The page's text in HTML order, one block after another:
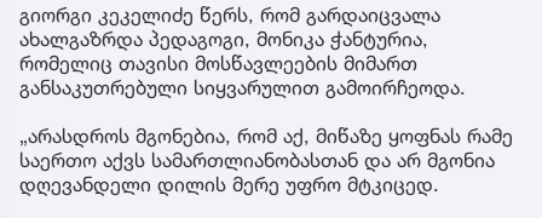
გიორგი კეკელიძე წერს, რომ გარდაიცვალა
ახალგაზრდა პედაგოგი, მონიკა ჭანტურია,
რომელიც თავისი მოსწავლეების მიმართ
განსაკუთრებული სიყვარულით გამოირჩეოდა.
„არასდროს მგონებია, რომ აქ, მიწაზე ყოფნას რამე
საერთო აქვს სამართლიანობასთან და არ მგონია
დღევანდელი დილის მერე უფრო მტკიცედ.